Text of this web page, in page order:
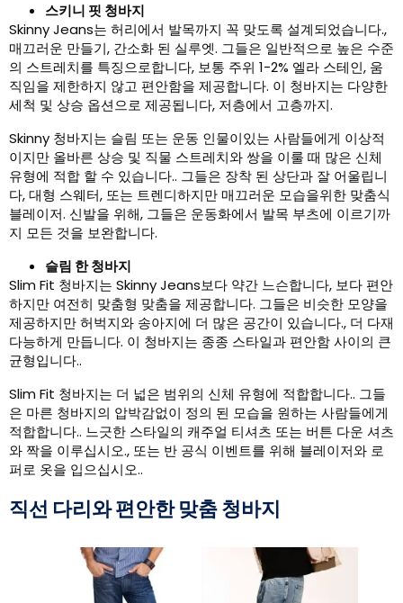
스키니 핏 청바지
Skinny Jeans는 허리에서 발목까지 꼭 맞도록 설계되었습니다.,
매끄러운 만들기, 간소화 된 실루엣. 그들은 일반적으로 높은 수준
의 스트레치를 특징으로합니다, 보통 주위 1-2% 엘라 스테인, 움
직임을 제한하지 않고 편안함을 제공합니다. 이 청바지는 다양한
세척 및 상승 옵션으로 제공됩니다, 저층에서 고층까지.
Skinny 청바지는 슬림 또는 운동 인물이있는 사람들에게 이상적
이지만 올바른 상승 및 직물 스트레치와 쌍을 이룰 때 많은 신체
유형에 적합 할 수 있습니다.. 그들은 장착 된 상단과 잘 어울립니
다, 대형 스웨터, 또는 트렌디하지만 매끄러운 모습을위한 맞춤식
블레이저. 신발을 위해, 그들은 운동화에서 발목 부츠에 이르기까
지 모든 것을 보완합니다.
슬림 한 청바지
Slim Fit 청바지는 Skinny Jeans보다 약간 느슨합니다, 보다 편안
하지만 여전히 맞춤형 맞춤을 제공합니다. 그들은 비슷한 모양을
제공하지만 허벅지와 송아지에 더 많은 공간이 있습니다., 더 다재
다능하게 만듭니다. 이 청바지는 종종 스타일과 편안함 사이의 큰
균형입니다..
Slim Fit 청바지는 더 넓은 범위의 신체 유형에 적합합니다.. 그들
은 마른 청바지의 압박감없이 정의 된 모습을 원하는 사람들에게
적합합니다.. 느긋한 스타일의 캐주얼 티셔츠 또는 버튼 다운 셔츠
와 짝을 이루십시오., 또는 반 공식 이벤트를 위해 블레이저와 로
퍼로 옷을 입으십시오..
직선 다리와 편안한 맞춤 청바지